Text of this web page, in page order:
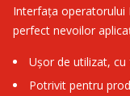
Interfața operatorului
perfect nevoilor
Ușor de utilizat,
Potrivit pentru